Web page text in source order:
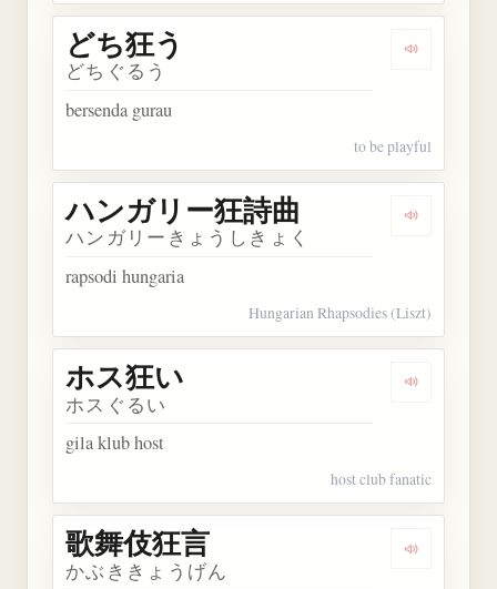
Dengarkan
どち狂う
どちぐるう
bersenda gurau
to be playful
Dengarkan
ハンガリー狂詩曲
ハンガリーきょうしきょく
rapsodi hungaria
Hungarian Rhapsodies (Liszt)
Dengarkan
ホス狂い
ホスぐるい
gila klub host
host club fanatic
Dengarkan
歌舞伎狂言
かぶききょうげん